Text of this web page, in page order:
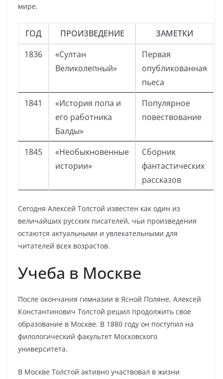
мире.
ГОД ПРОИЗВЕДЕНИЕ
ЗАМЕТКИ
1836
«Султан
Великолепный»
Первая
опубликованная
пьеса
1841
«История попа и
его работника
Балды»
Популярное
повествование
1845
«Необыкновенные
истории»
Сборник
фантастических
рассказов
Сегодня Алексей Толстой известен как один из
величайших русских писателей, чьи произведения
остаются актуальными и увлекательными для
читателей всех возрастов.
Учеба в Москве
После окончания гимназии в Ясной Поляне, Алексей
Константинович Толстой решил продолжить свое
образование в Москве. В 1880 году он поступил на
филологический факультет Московского
университета.
В Москве Толстой активно участвовал в жизни